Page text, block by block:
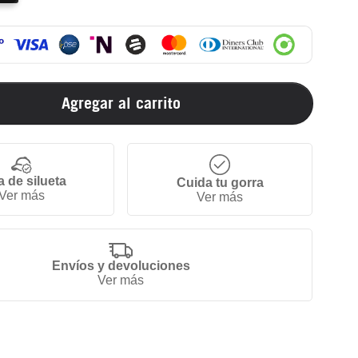
Agregar al carrito
de silueta
más
Cuida tu gorra
Ver más
Envíos y devoluciones
Ver más